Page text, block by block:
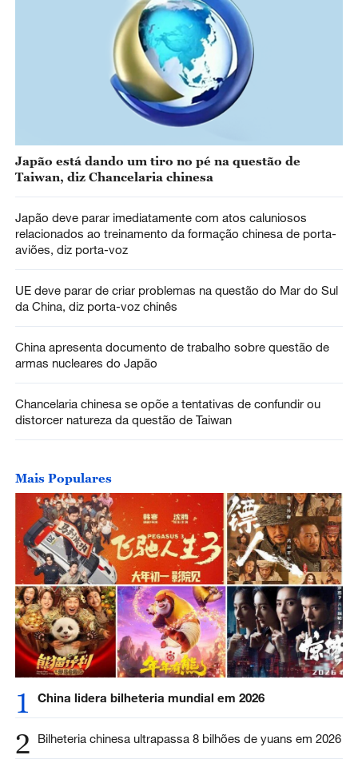
Japão está dando um tiro no pé na questão de
Taiwan, diz Chancelaria chinesa
Japão deve parar imediatamente com atos caluniosos
relacionados ao treinamento da formação chinesa de porta-
aviões, diz porta-voz
UE deve parar de criar problemas na questão do Mar do Sul
da China, diz porta-voz chinês
China apresenta documento de trabalho sobre questão de
armas nucleares do Japão
Chancelaria chinesa se opõe a tentativas de confundir ou
distorcer natureza da questão de Taiwan
Mais Populares
1 China lidera bilheteria mundial em 2026
2 Bilheteria chinesa ultrapassa 8 bilhões de yuans em 2026